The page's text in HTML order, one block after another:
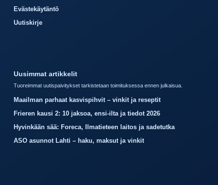
Evästekäytäntö
Uutiskirje
Uusimmat artikkelit
Tuoreimmat uutispaivitykset tarkistetaan toimituksessa ennen julkaisua.
Maailman parhaat kasvispihvit – vinkit ja reseptit
Frieren kausi 2: 10 jaksoa, ensi-ilta ja tiedot 2026
Hyvinkään sää: Foreca, Ilmatieteen laitos ja sadetutka
ASO asunnot Lahti – haku, maksut ja vinkit